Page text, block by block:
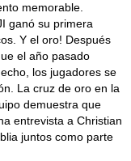
memorable.
ganó su primera
Y el oro! Después
el año pasado
los jugadores se
La cruz de oro en la
demuestra que
entrevista a Christian
juntos como parte